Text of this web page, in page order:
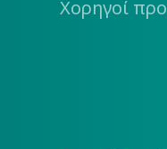
Χορηγοί